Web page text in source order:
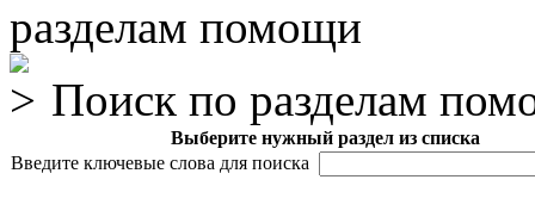
разделам помощи
Поиск по разделам
Выберите нужный раздел из списка
Введите ключевые слова для поиска